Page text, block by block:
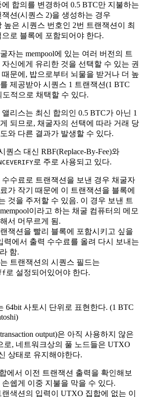
에 합의를 변경하여 0.5 BTC만 지불하는
잭션(시퀀스 2)을 생성하는 경우
높은 시퀀스 번호인 2번 트랜잭션이 최
으로 블록에 포함되어야 한다.
자는 mempool에 있는 여러 버전의 트
자신에게 유리한 것을 선택할 수 있는 권
때문에, 밥으로부터 뇌물을 받거나 더 높
제공받아 시퀀스 1 트랜잭션(1 BTC
도적으로 채택할 수 있다.
리스는 최신 합의인 0.5 BTC가 아닌 1
되므로, 채굴자의 선택에 따라 거래 당
와 다른 결과가 발생할 수 있다.
퀀스 대신 RBF(Replace-By-Fee)와
로 주로 사용되고 있다.
수수료로 트랜잭션을 보낸 경우 채굴자
가 작기 때문에 이 트랜잭션을 블록에
것을 주저할 수 있음. 이 경우 보낸 트
이라고 하는 채굴 컴퓨터의 메모
서 머무르게 됨.
잭션을 빨리 블록에 포함시키고 싶을
력에서 출력 수수료를 올려 다시 보내는
함.
트랜잭션의 시퀀스 필드는
로 설정되어있어야 한다.
64bit 사토시 단위로 표현한다. (1 BTC
output)은 아직 사용하지 않은
로, 네트워크상의 풀 노드들은 UTXO
상태로 유지해야한다.
에서 이전 트랜잭션 출력을 확인해보
손쉡게 이중 지불을 막을 수 있다.
색션의 입력이 UTXO 집합에 없는 이